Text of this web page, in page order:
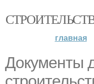
главная
Документы